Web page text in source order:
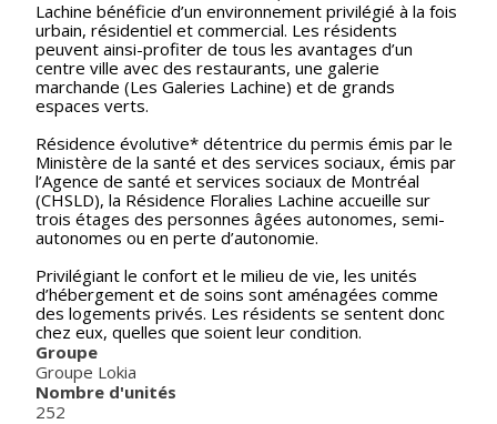
Lachine bénéficie d’un environnement privilégié à la fois
urbain, résidentiel et commercial. Les résidents
peuvent ainsi-profiter de tous les avantages d’un
centre ville avec des restaurants, une galerie
marchande (Les Galeries Lachine) et de grands
espaces verts.
Résidence évolutive* détentrice du permis émis par le
Ministère de la santé et des services sociaux, émis par
l’Agence de santé et services sociaux de Montréal
(CHSLD), la Résidence Floralies Lachine accueille sur
trois étages des personnes âgées autonomes, semi-
autonomes ou en perte d’autonomie.
Privilégiant le confort et le milieu de vie, les unités
d’hébergement et de soins sont aménagées comme
des logements privés. Les résidents se sentent donc
chez eux, quelles que soient leur condition.
Groupe
Groupe Lokia
Nombre d'unités
252